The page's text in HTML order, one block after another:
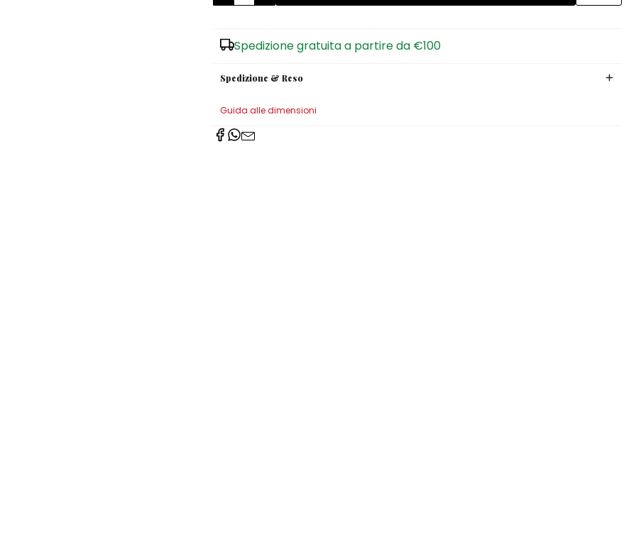
Spedizione gratuita a partire da €100
Spedizione & Reso
Guida alle dimensioni